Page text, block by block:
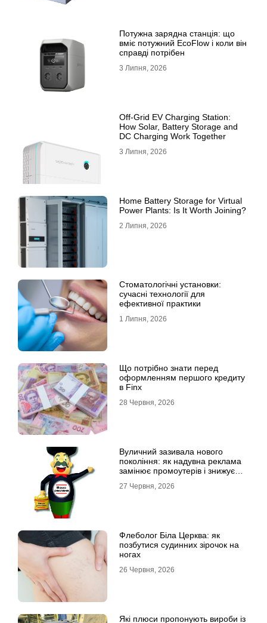
Потужна зарядна станція: що
вміє потужний EcoFlow і коли він
справді потрібен
3 Липня, 2026
Off-Grid EV Charging Station:
How Solar, Battery Storage and
DC Charging Work Together
3 Липня, 2026
Home Battery Storage for Virtual
Power Plants: Is It Worth Joining?
2 Липня, 2026
Стоматологічні установки:
сучасні технології для
ефективної практики
1 Липня, 2026
Що потрібно знати перед
оформленням першого кредиту
в Finx
28 Червня, 2026
Вуличний зазивала нового
покоління: як надувна реклама
замінює промоутерів і знижує
27 Червня, 2026
Флеболог Біла Церква: як
позбутися судинних зірочок на
ногах
26 Червня, 2026
Які плюси пропонують вироби із